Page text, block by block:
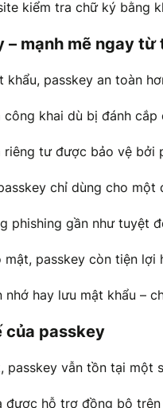
kiểm tra chữ ký bằng
– mạnh mẽ ngay từ
khẩu, passkey an toàn
công khai dù bị đánh
riêng tư được bảo vệ bởi
chỉ dùng cho một
phishing gần như tuyệt
mật, passkey còn tiện lợi
nhớ hay lưu mật khẩu –
của passkey
passkey vẫn tồn tại một
được hỗ trợ đồng bộ